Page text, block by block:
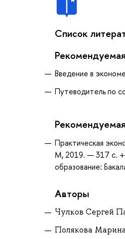
Список
Введение в
Путеводитель по
Практическая
М, 2019. — 317 с.
образование:
Авторы
Чулков Сергей
Полякова